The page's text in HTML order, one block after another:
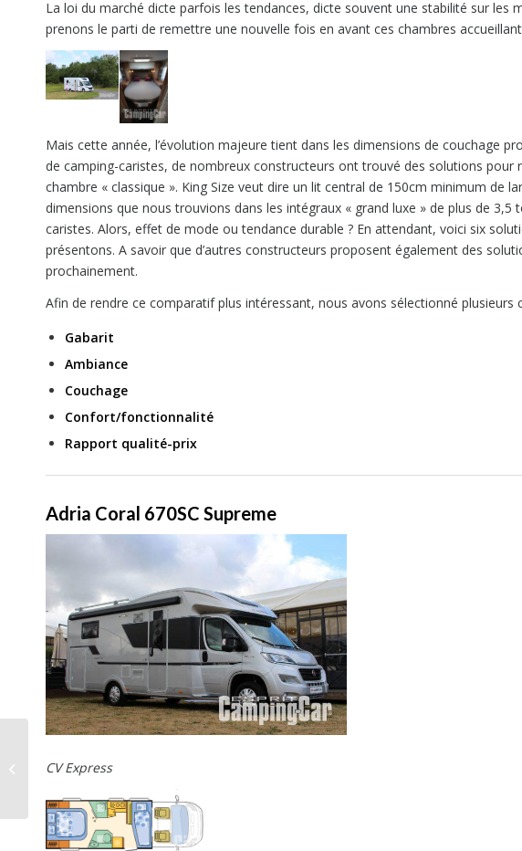
La loi du marché dicte parfois les tendances, dicte souvent une stabilité sur les
prenons le parti de remettre une nouvelle fois en avant ces chambres
Mais cette année, l’évolution majeure tient dans les dimensions de couchage
de camping-caristes, de nombreux constructeurs ont trouvé des solutions pour
chambre « classique ». King Size veut dire un lit central de 150cm minimum de
dimensions que nous trouvions dans les intégraux « grand luxe » de plus de
caristes. Alors, effet de mode ou tendance durable ? En attendant, voici six
présentons. A savoir que d’autres constructeurs proposent également des
prochainement.
Afin de rendre ce comparatif plus intéressant, nous avons sélectionné plusieurs
Gabarit
Ambiance
Couchage
Confort/fonctionnalité
Rapport qualité-prix
Adria Coral 670SC Supreme
CV Express
profilé pas comme les